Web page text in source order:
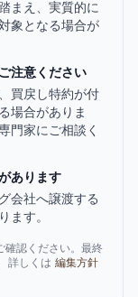
まえ、実質的に
象となる場合が
注意ください
買戻し特約が付
場合がありま
門家にご相談く
あります
会社へ譲渡する
ます。
確認ください。最終
詳しくは 編集方針